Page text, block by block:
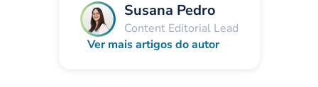
Susana Pedro
Content Editorial Lead
Ver mais artigos do autor